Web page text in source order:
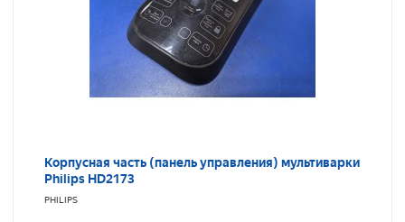
Корпусная часть (панель управления) мультиварки
Philips HD2173
PHILIPS